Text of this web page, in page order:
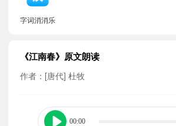
字词消消乐
《江南春》原文朗读
作者：[唐代] 杜牧
00:00